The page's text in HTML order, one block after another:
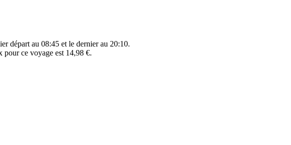
départ au 08:45 et le dernier au 20:10.
pour ce voyage est 14,98 €.